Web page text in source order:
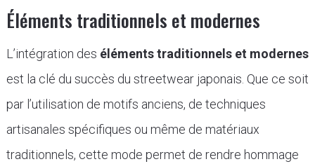
Éléments traditionnels et modernes
L’intégration des éléments traditionnels et modernes
est la clé du succès du streetwear japonais. Que ce soit
par l’utilisation de motifs anciens, de techniques
artisanales spécifiques ou même de matériaux
traditionnels, cette mode permet de rendre hommage